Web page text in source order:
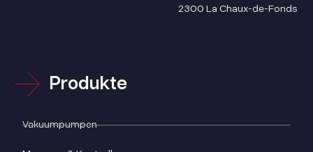
2300 La Chaux-de-Fonds
Produkte
Vakuumpumpen